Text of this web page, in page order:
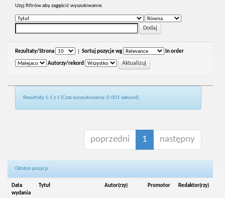
Uzyj filtrów aby zagęścić wyszukiwanie.
Rezultaty/Strona Sortuj pozycje wg In order
Autorzy/rekord
Rezultaty 1-1 z 1 (Czas wyszukiwania: 0.001 sekund).
poprzedni 1 następny
Odsłon pozycji:
Data
wydania
Tytuł Autor(rzy) Promotor Redaktor(rzy)